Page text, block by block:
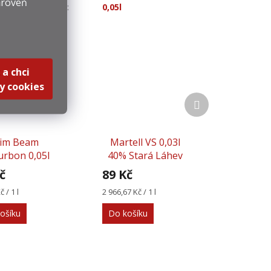
chci
cookies
: 0,05l
Beam
0,05l
/ 1 l
Martell VS 0,03l
40% Stará Láhev
89 Kč
Měrná
cena:
2 966,67 Kč / 1 l
Do košíku
Další
produkt